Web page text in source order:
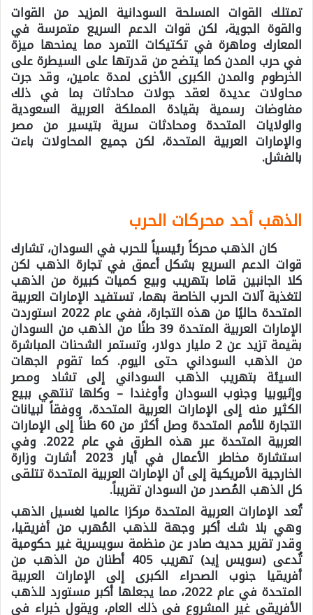
تمتلك القوات المسلحة السودانية المزيد من القوات
والقوة الجوية، لكن قوات الدعم السريع متمرسة في
المعارك وماهرة في تكتيكات التمرد مما يمنحها ميزة
في حرب المدن كما يتضح من قدرتها على السيطرة على
الخرطوم والمدن الكبرى الأخرى لمدة عامين، وقد جرت
محاولات عديدة لعقد جولات محادثات بما في ذلك
مفاوضات رسمية بقيادة المملكة العربية السعودية
والولايات المتحدة ومحادثات سرية بتيسير من مصر
والإمارات العربية المتحدة، لكن جميع المحاولات باءت
بالفشل.
الذهب أحد محركات الحرب
كان الذهب محركاً رئيسياً للحرب في السودان، تشارك
قوات الدعم السريع بشكل أعمق في تجارة الذهب لكن
كلا الجانبين قاما بتهريب وبيع كميات كبيرة من الذهب
لتغذية آلات الحرب الخاصة بهما، تستفيد الإمارات العربية
المتحدة حاليًا من هذه التجارة، ففي عام 2022 استوردت
الإمارات العربية المتحدة 39 طنًا من الذهب من السودان
بقيمة تزيد عن 2 مليار دولار، وتستمر الشحنات المباشرة
من الذهب السوداني حتى اليوم. كما تقوم الجهات
السيئة بتهريب الذهب السوداني إلى تشاد ومصر
وإثيوبيا وجنوب السودان وأوغندا – وكلها تنتهي ببيع
الكثير منه إلى الإمارات العربية المتحدة، ووفقاً لبيانات
التجارة للأمم المتحدة وصل أكثر من 60 طناً إلى الإمارات
العربية المتحدة عبر هذه الطرق في عام 2022. وفي
استشارة مخاطر الأعمال في أيار 2023 أشارت وزارة
الخارجية الأمريكية إلى أن الإمارات العربية المتحدة تتلقى
كل الذهب المُصدر من السودان تقريباً.
تُعد الإمارات العربية المتحدة مركزا عالميا لغسيل الذهب
وهي بلا شك أكبر وجهة للذهب المُهرب من أفريقيا،
وقدر تقرير حديث صادر عن منظمة سويسرية غير حكومية
تُدعى (سويس إيد) تهريب 405 أطنان من الذهب من
أفريقيا جنوب الصحراء الكبرى إلى الإمارات العربية
المتحدة في عام 2022، مما يجعلها أكبر مستورد للذهب
الأفريقي غير المشروع في ذلك العام، ويقول خبراء في